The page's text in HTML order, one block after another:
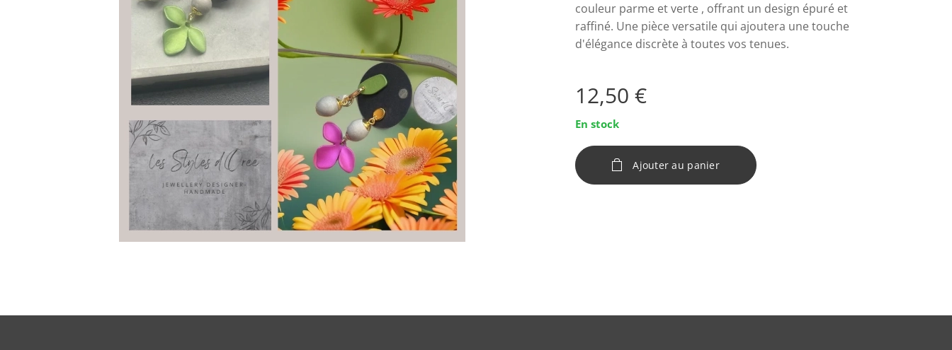
couleur parme et verte , offrant un design épuré et
raffiné. Une pièce versatile qui ajoutera une touche
d'élégance discrète à toutes vos tenues.
12,50 €
En stock
Ajouter au panier